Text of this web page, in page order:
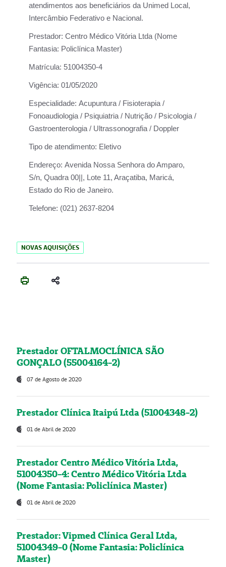
atendimentos aos beneficiários da Unimed Local,
Intercâmbio Federativo e Nacional.
Prestador: Centro Médico Vitória Ltda (Nome
Fantasia: Policlínica Master)
Matrícula: 51004350-4
Vigência: 01/05/2020
Especialidade: Acupuntura / Fisioterapia /
Fonoaudiologia / Psiquiatria / Nutrição / Psicologia /
Gastroenterologia / Ultrassonografia / Doppler
Tipo de atendimento: Eletivo
Endereço: Avenida Nossa Senhora do Amparo,
S/n, Quadra 00||, Lote 11, Araçatiba, Maricá,
Estado do Rio de Janeiro.
Telefone: (021) 2637-8204
NOVAS AQUISIÇÕES
Prestador OFTALMOCLÍNICA SÃO
GONÇALO (55004164-2)
07 de Agosto de 2020
Prestador Clínica Itaipú Ltda (51004348-2)
01 de Abril de 2020
Prestador Centro Médico Vitória Ltda,
51004350-4: Centro Médico Vitória Ltda
(Nome Fantasia: Policlínica Master)
01 de Abril de 2020
Prestador: Vipmed Clínica Geral Ltda,
51004349-0 (Nome Fantasia: Policlínica
Master)